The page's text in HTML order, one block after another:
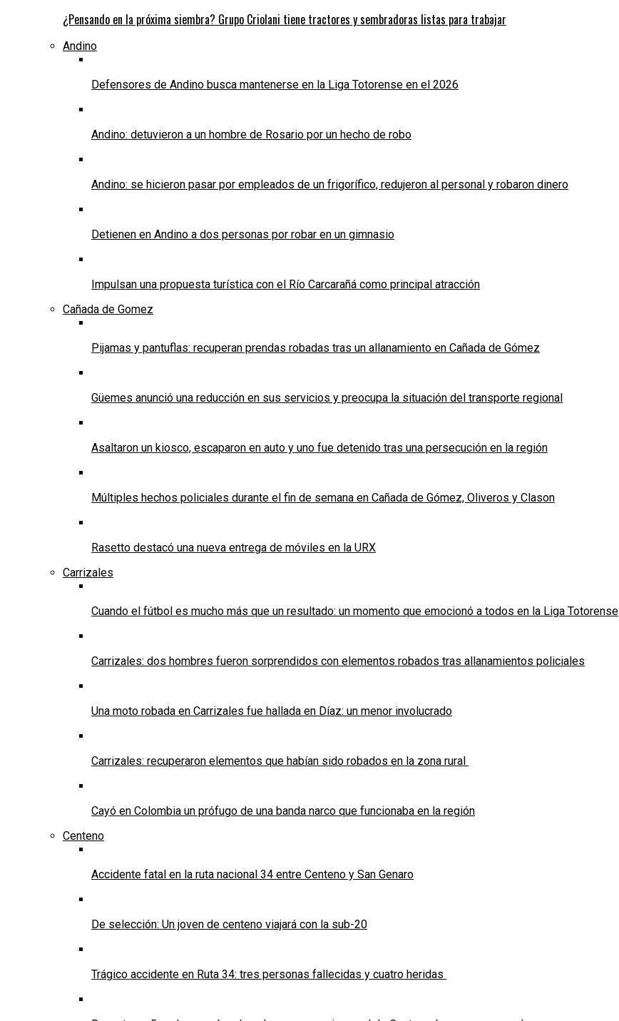
¿Pensando en la próxima siembra? Grupo Criolani tiene tractores y sembradoras listas para trabajar
Andino
Defensores de Andino busca mantenerse en la Liga Totorense en el 2026
Andino: detuvieron a un hombre de Rosario por un hecho de robo
Andino: se hicieron pasar por empleados de un frigorífico, redujeron al personal y robaron dinero
Detienen en Andino a dos personas por robar en un gimnasio
Impulsan una propuesta turística con el Río Carcarañá como principal atracción
Cañada de Gomez
Pijamas y pantuflas: recuperan prendas robadas tras un allanamiento en Cañada de Gómez
Güemes anunció una reducción en sus servicios y preocupa la situación del transporte regional
Asaltaron un kiosco, escaparon en auto y uno fue detenido tras una persecución en la región
Múltiples hechos policiales durante el fin de semana en Cañada de Gómez, Oliveros y Clason
Rasetto destacó una nueva entrega de móviles en la URX
Carrizales
Cuando el fútbol es mucho más que un resultado: un momento que emocionó a todos en la Liga Totorense
Carrizales: dos hombres fueron sorprendidos con elementos robados tras allanamientos policiales
Una moto robada en Carrizales fue hallada en Díaz: un menor involucrado
Carrizales: recuperaron elementos que habían sido robados en la zona rural
Cayó en Colombia un prófugo de una banda narco que funcionaba en la región
Centeno
Accidente fatal en la ruta nacional 34 entre Centeno y San Genaro
De selección: Un joven de centeno viajará con la sub-20
Trágico accidente en Ruta 34: tres personas fallecidas y cuatro heridas